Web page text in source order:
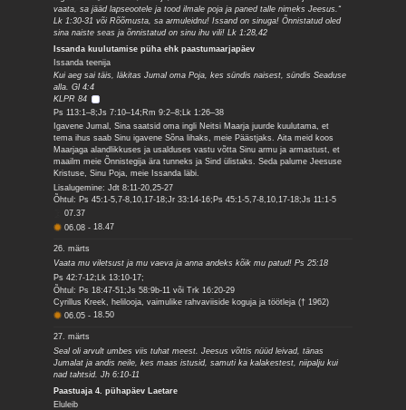
vaata, sa jääd lapseootele ja tood ilmale poja ja paned talle nimeks Jeesus.“
Lk 1:30-31 või Rõõmusta, sa armuleidnu! Issand on sinuga! Õnnistatud oled
sina naiste seas ja õnnistatud on sinu ihu vili! Lk 1:28,42
Issanda kuulutamise püha ehk paastumaarjapäev
Issanda teenija
Kui aeg sai täis, läkitas Jumal oma Poja, kes sündis naisest, sündis Seaduse
alla. Gl 4:4
KLPR 84
Ps 113:1–8;Js 7:10–14;Rm 9:2–8;Lk 1:26–38
Igavene Jumal, Sina saatsid oma ingli Neitsi Maarja juurde kuulutama, et
tema ihus saab Sinu igavene Sõna lihaks, meie Päästjaks. Aita meid koos
Maarjaga alandlikkuses ja usalduses vastu võtta Sinu armu ja armastust, et
maailm meie Õnnistegija ära tunneks ja Sind ülistaks. Seda palume Jeesuse
Kristuse, Sinu Poja, meie Issanda läbi.
Lisalugemine: Jdt 8:11-20,25-27
Õhtul: Ps 45:1-5,7-8,10,17-18;Jr 33:14-16;Ps 45:1-5,7-8,10,17-18;Js 11:1-5
07.37
06.08-18.47
26. märts
Vaata mu viletsust ja mu vaeva ja anna andeks kõik mu patud! Ps 25:18
Ps 42:7-12;Lk 13:10-17;
Õhtul: Ps 18:47-51;Js 58:9b-11 või Trk 16:20-29
Cyrillus Kreek, helilooja, vaimulike rahvaviiside koguja ja töötleja († 1962)
06.05-18.50
27. märts
Seal oli arvult umbes viis tuhat meest. Jeesus võttis nüüd leivad, tänas
Jumalat ja andis neile, kes maas istusid, samuti ka kalakestest, niipalju kui
nad tahtsid. Jh 6:10-11
Paastuaja 4. pühapäev Laetare
Eluleib